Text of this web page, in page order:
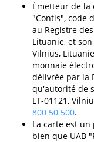
Émetteur de la
"Contis", code
au Registre
Lituanie, et
Vilnius,
monnaie
délivrée par la
qu'autorité de
LT-01121,
800 50 500.
La carte est
bien que UAB